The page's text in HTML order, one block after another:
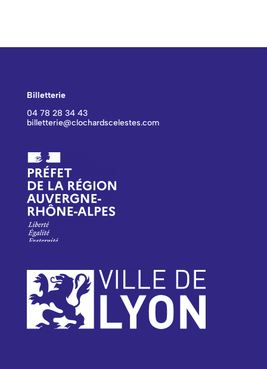
Billetterie
04 78 28 34 43
billetterie@clochardscelestes.com